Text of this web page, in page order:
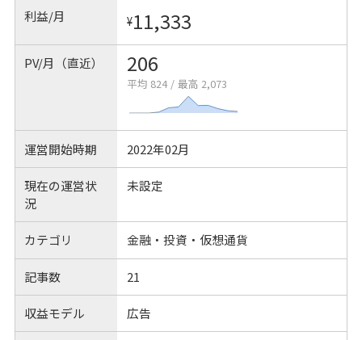
利益/月 ¥11,333
PV/月（直近） 206
平均 824 / 最高 2,073
運営開始時期 2022年02月
現在の運営状
況
未設定
カテゴリ 金融・投資・仮想通貨
記事数 21
収益モデル 広告